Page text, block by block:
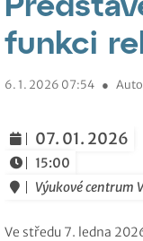
funkci
6. 1. 2026 07:54 ●
07. 01. 2026
15:00
Výukové centrum
Ve středu 7. ledna